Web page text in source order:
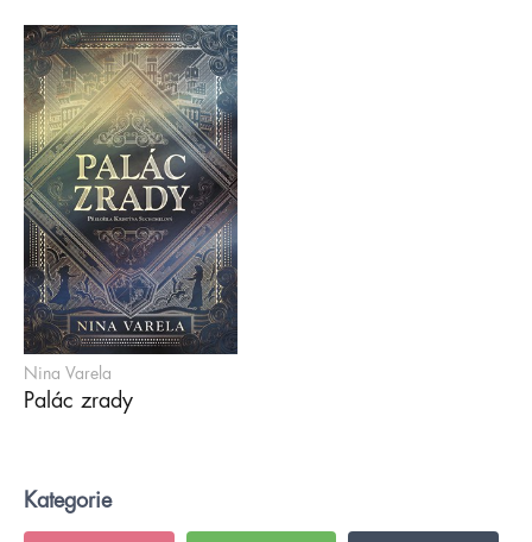
Nina Varela
Palác zrady
Kategorie